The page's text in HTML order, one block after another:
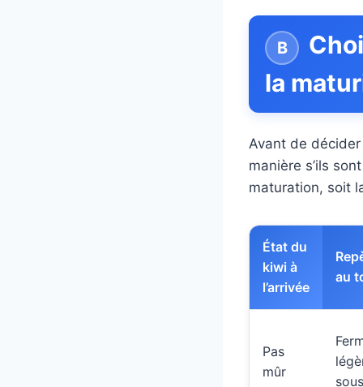
la
Avant de
manière s’ils
maturation, soit
État du
kiwi à
l’arrivée
au
Pas
mûr